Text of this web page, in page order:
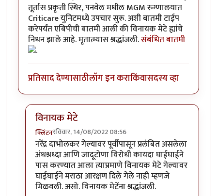
तूर्तास प्रकृती स्थिर, पनवेल मधील MGM रुग्णालयात
Criticare युनिटमध्ये उपचार सुरू. अशी बातमी टाईप
करेपर्यंत एबिपीची बातमी आली की विनायक मेटे ह्यांचे
निधन झाले आहे. मृतात्म्यास श्रद्धांजली.संबंधित बातमी
प्रतिसाद देण्यासाठीलॉग इन कराकिंवासदस्य व्हा
विनायक मेटे
क्लिंटनरविवार, 14/08/2022 08:56
In reply toशिवसंग्रामचे नेतेbyजेम्स वांड
नरेंद्र दाभोलकर गेल्यावर पूर्वीपासून प्रलंबित असलेला
अंधश्रध्दा आणि जादूटोणा विरोधी कायदा घाईघाईने
पास करण्यात आला त्याप्रमाणे विनायक मेटे गेल्यावर
घाईघाईने मराठा आरक्षण दिले गेले नाही म्हणजे
मिळवली. असो. विनायक मेटेंना श्रद्धांजली.